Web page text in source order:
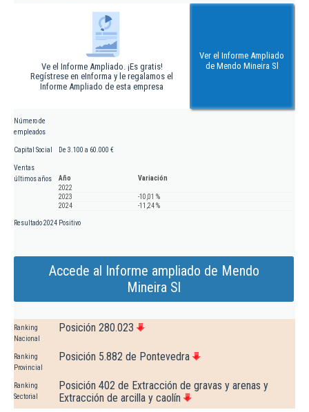
Ve el Informe Ampliado. ¡Es gratis!
Regístrese en eInforma y le regalamos el
Informe Ampliado de esta empresa
Ver el Informe Ampliado
de Mendo Mineira Sl
Número de
empleados
Capital Social De 3.100 a 60.000 €
Ventas
últimos años
Año
Variación
2022
2023
-10,01 %
2024
-11,24 %
Resultado 2024 Positivo
Accede al Informe ampliado de Mendo
Mineira Sl
Ranking
Nacional
Posición 280.023
Ranking
Provincial
Posición 5.882 de Pontevedra
Ranking
Sectorial
Posición 402 de Extracción de gravas y arenas y
Extracción de arcilla y caolín